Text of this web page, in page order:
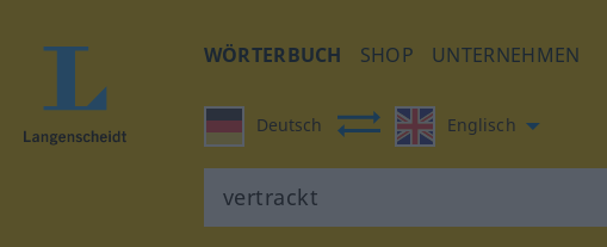
WÖRTERBUCH SHOP UNTERNEHMEN
Deutsch Englisch